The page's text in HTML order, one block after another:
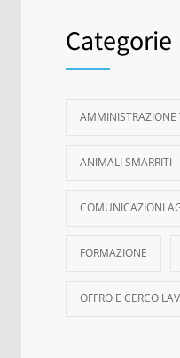
Categorie
AMMINISTRAZIONE
ANIMALI SMARRITI
COMUNICAZIONI
FORMAZIONE
OFFRO E CERCO